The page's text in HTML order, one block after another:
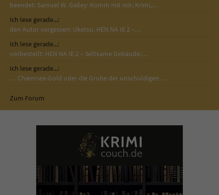
beendet: Samuel W. Gailey: Komm mit mir; Krimi,…
Ich lese gerade...:
den Autor vergessen: Uketsu: HEN NA IE 2 –…
Ich lese gerade...:
vorbestellt: HEN NA IE 2 – Seltsame Gebäude:…
Ich lese gerade...:
… Chiemsee-Gold oder die Grube der unschuldigen…
Zum Forum